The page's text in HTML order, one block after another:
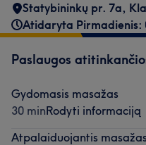
Statybininkų pr. 7a,
Atidaryta Pirmadienis:
Paslaugos
Gydomasis masažas
30 minRodyti informaciją
Atpalaiduojantis